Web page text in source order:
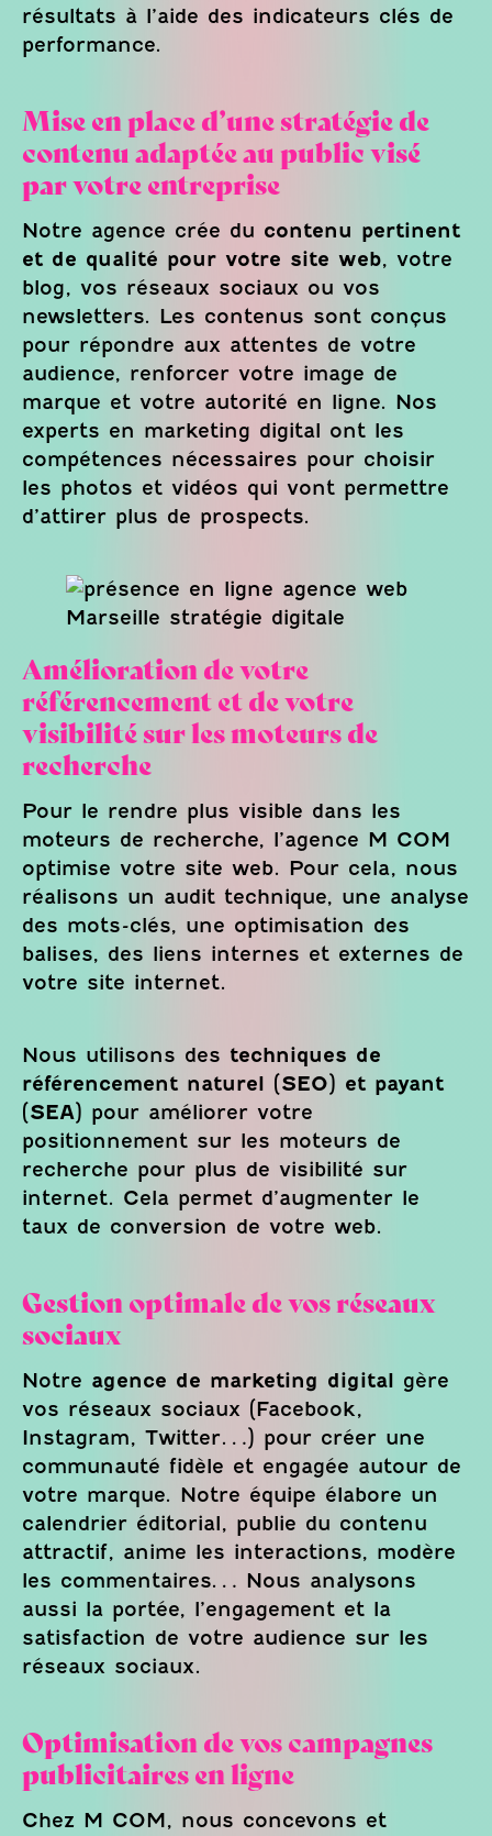
résultats à l’aide des indicateurs clés de
performance.
Mise en place d’une stratégie de
contenu adaptée au public visé
par votre entreprise
Notre agence crée du contenu pertinent
et de qualité pour votre site web, votre
blog, vos réseaux sociaux ou vos
newsletters. Les contenus sont conçus
pour répondre aux attentes de votre
audience, renforcer votre image de
marque et votre autorité en ligne. Nos
experts en marketing digital ont les
compétences nécessaires pour choisir
les photos et vidéos qui vont permettre
d’attirer plus de prospects.
Amélioration de votre
référencement et de votre
visibilité sur les moteurs de
recherche
Pour le rendre plus visible dans les
moteurs de recherche, l’agence M COM
optimise votre site web. Pour cela, nous
réalisons un audit technique, une analyse
des mots-clés, une optimisation des
balises, des liens internes et externes de
votre site internet.
Nous utilisons des techniques de
référencement naturel (SEO) et payant
(SEA) pour améliorer votre
positionnement sur les moteurs de
recherche pour plus de visibilité sur
internet. Cela permet d’augmenter le
taux de conversion de votre web.
Gestion optimale de vos réseaux
sociaux
Notre agence de marketing digital gère
vos réseaux sociaux (Facebook,
Instagram, Twitter…) pour créer une
communauté fidèle et engagée autour de
votre marque. Notre équipe élabore un
calendrier éditorial, publie du contenu
attractif, anime les interactions, modère
les commentaires… Nous analysons
aussi la portée, l’engagement et la
satisfaction de votre audience sur les
réseaux sociaux.
Optimisation de vos campagnes
publicitaires en ligne
Chez M COM, nous concevons et